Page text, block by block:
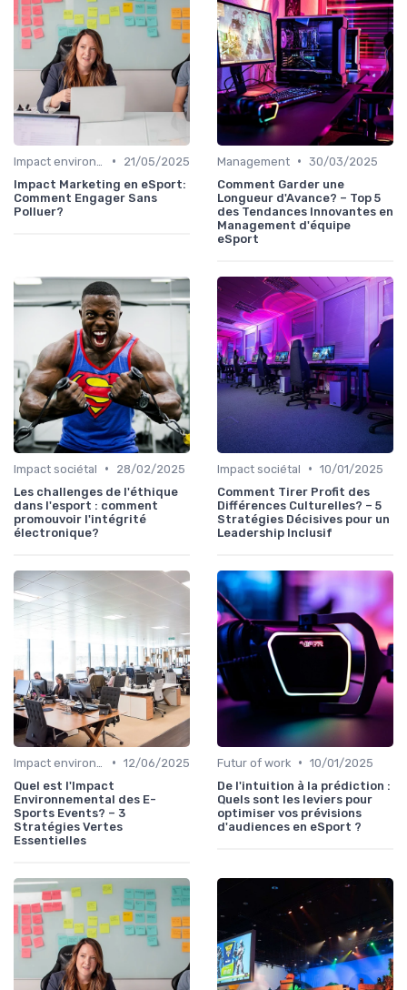
•
21/05/2025
Impact Marketing en eSport:
Comment Engager Sans
Polluer?
Management • 30/03/2025
Comment Garder une
Longueur d'Avance? – Top 5
des Tendances Innovantes en
Management d'équipe
eSport
Impact sociétal •
28/02/2025
Les challenges de l'éthique
dans l'esport : comment
promouvoir l'intégrité
électronique?
Impact sociétal • 10/01/2025
Comment Tirer Profit des
Différences Culturelles? – 5
Stratégies Décisives pour un
Leadership Inclusif
• 12/06/2025
Quel est l'Impact
Environnemental des E-
Sports Events? – 3
Stratégies Vertes
Essentielles
Futur of work • 10/01/2025
De l'intuition à la prédiction :
Quels sont les leviers pour
optimiser vos prévisions
d'audiences en eSport ?